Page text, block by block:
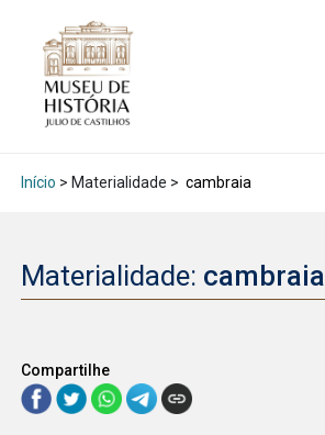
Início > Materialidade > cambraia
Materialidade: cambraia
Compartilhe